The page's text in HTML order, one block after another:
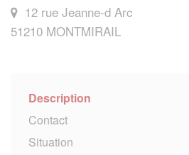
12 rue Jeanne-d Arc
51210 MONTMIRAIL
Description
Contact
Situation